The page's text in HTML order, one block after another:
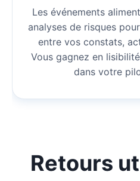
Les événements
analyses de risques
entre vos constats,
Vous gagnez en
dans votre
Retours